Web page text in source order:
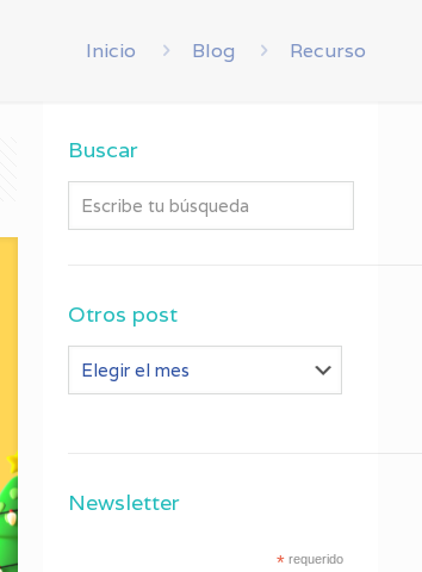
Inicio Blog Recurso
Buscar
Otros post
Otros
Newsletter
*requerido